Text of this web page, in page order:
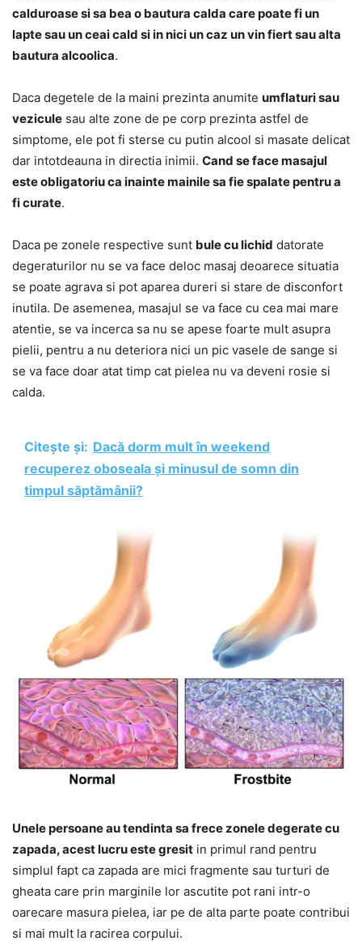
calduroase si sa bea o bautura calda care poate fi un
lapte sau un ceai cald si in nici un caz un vin fiert sau alta
bautura alcoolica.
Daca degetele de la maini prezinta anumite umflaturi sau
vezicule sau alte zone de pe corp prezinta astfel de
simptome, ele pot fi sterse cu putin alcool si masate delicat
dar intotdeauna in directia inimii. Cand se face masajul
este obligatoriu ca inainte mainile sa fie spalate pentru a
fi curate.
Daca pe zonele respective sunt bule cu lichid datorate
degeraturilor nu se va face deloc masaj deoarece situatia
se poate agrava si pot aparea dureri si stare de disconfort
inutila. De asemenea, masajul se va face cu cea mai mare
atentie, se va incerca sa nu se apese foarte mult asupra
pielii, pentru a nu deteriora nici un pic vasele de sange si
se va face doar atat timp cat pielea nu va deveni rosie si
calda.
Citește și: Dacă dorm mult în weekend
recuperez oboseala și minusul de somn din
timpul săptămânii?
Unele persoane au tendinta sa frece zonele degerate cu
zapada, acest lucru este gresit in primul rand pentru
simplul fapt ca zapada are mici fragmente sau turturi de
gheata care prin marginile lor ascutite pot rani intr-o
oarecare masura pielea, iar pe de alta parte poate contribui
si mai mult la racirea corpului.